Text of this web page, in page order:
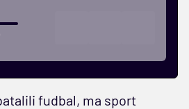
fudbal, ma sport